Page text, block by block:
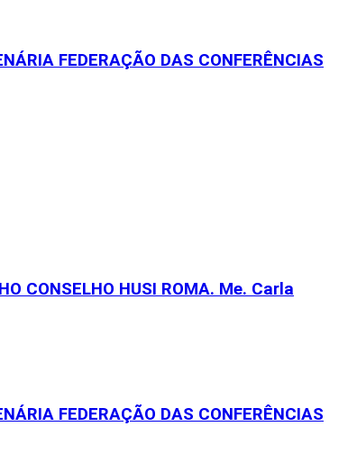
FEDERAÇÃO DAS CONFERÊNCIAS
CONSELHO HUSI ROMA. Me. Carla
FEDERAÇÃO DAS CONFERÊNCIAS